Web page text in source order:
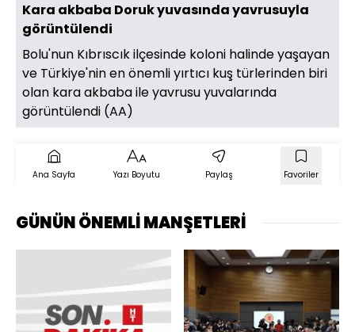
Kara akbaba Doruk yuvasında yavrusuyla
görüntülendi
Bolu'nun Kıbrıscık ilçesinde koloni halinde yaşayan
ve Türkiye'nin en önemli yırtıcı kuş türlerinden biri
olan kara akbaba ile yavrusu yuvalarında
görüntülendi (AA)
Ana Sayfa Yazı Boyutu Paylaş Favoriler
GÜNÜN ÖNEMLİ MANŞETLERİ